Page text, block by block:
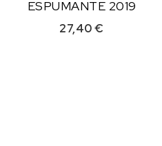
ESPUMANTE 2019
27,40€